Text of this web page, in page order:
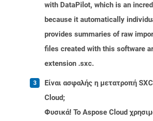
with DataPilot, which is an
because it automatically
provides summaries of raw
files created with this software
extension .sxc.
Είναι ασφαλής η μετατροπή
Cloud;
Φυσικά! Το Aspose Cloud